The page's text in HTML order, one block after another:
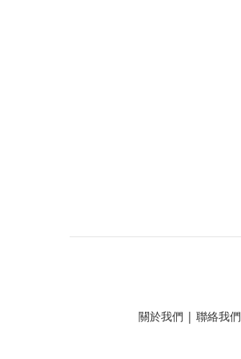
關於我們 | 聯絡我們